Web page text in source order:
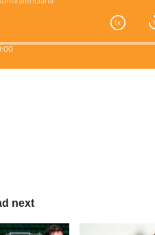
next